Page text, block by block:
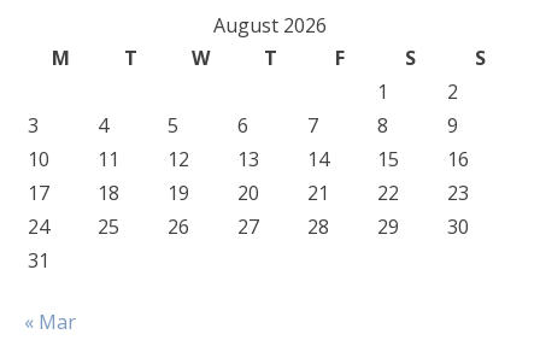
August 2026
M
T W T F S
S
1
2
3
4 5 6 7 8
9
10
11 12 13 14 15
16
17
18 19 20 21 22
23
24
25 26 27 28 29
30
31
« Mar